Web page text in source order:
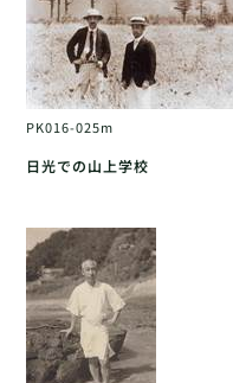
PK016-025m
日光での山上学校